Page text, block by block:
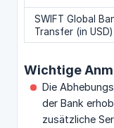
SWIFT Global
Transfer (in USD)
Wichtige
Die
der Bank
zusätzliche